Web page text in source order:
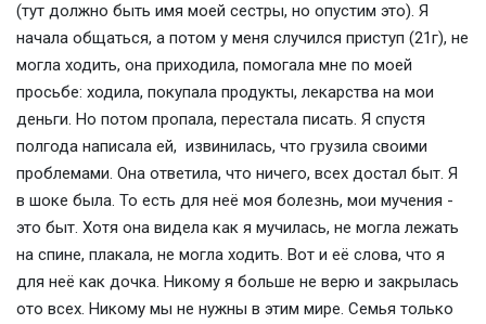
(тут должно быть имя моей сестры, но опустим это). Я
начала общаться, а потом у меня случился приступ (21г), не
могла ходить, она приходила, помогала мне по моей
просьбе: ходила, покупала продукты, лекарства на мои
деньги. Но потом пропала, перестала писать. Я спустя
полгода написала ей, извинилась, что грузила своими
проблемами. Она ответила, что ничего, всех достал быт. Я
в шоке была. То есть для неё моя болезнь, мои мучения -
это быт. Хотя она видела как я мучилась, не могла лежать
на спине, плакала, не могла ходить. Вот и её слова, что я
для неё как дочка. Никому я больше не верю и закрылась
ото всех. Никому мы не нужны в этим мире. Семья только